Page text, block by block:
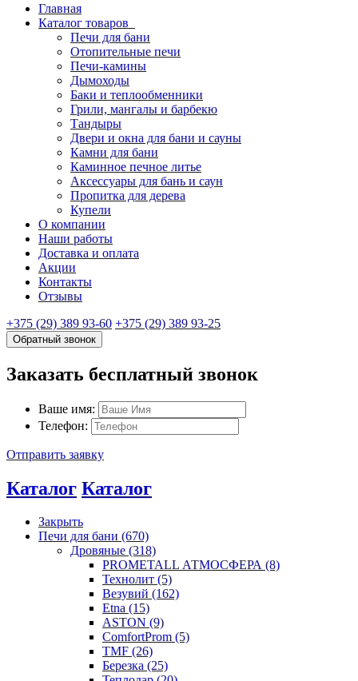
Главная
Каталог товаров
Печи для бани
Отопительные печи
Печи-камины
Дымоходы
Баки и теплообменники
Грили, мангалы и барбекю
Тандыры
Двери и окна для бани и сауны
Камни для бани
Каминное печное литье
Аксессуары для бань и саун
Пропитка для дерева
Купели
О компании
Наши работы
Доставка и оплата
Акции
Контакты
Отзывы
+375 (29) 389 93-60 +375 (29) 389 93-25
Обратный звонок
Заказать бесплатный звонок
Ваше имя:
Телефон:
Отправить заявку
Каталог Каталог
Закрыть
Печи для бани (670)
Дровяные (318)
PROMETALL АТМОСФЕРА (8)
Технолит (5)
Везувий (162)
Etna (15)
ASTON (9)
ComfortProm (5)
TMF (26)
Березка (25)